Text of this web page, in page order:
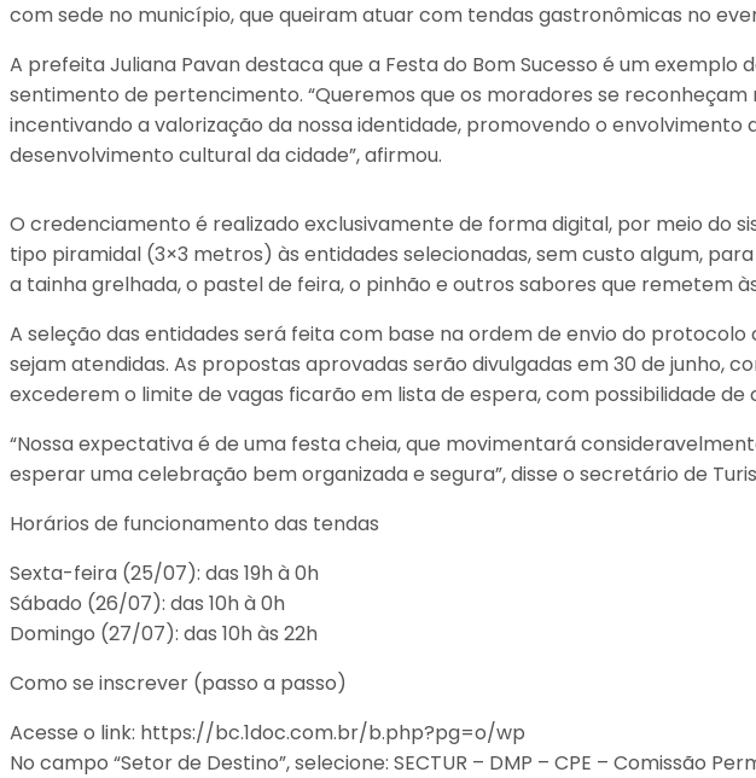
com sede no município, que queiram atuar com tendas gastronômicas no
A prefeita Juliana Pavan destaca que a Festa do Bom Sucesso é um
sentimento de pertencimento. “Queremos que os moradores se
incentivando a valorização da nossa identidade, promovendo o
desenvolvimento cultural da cidade”, afirmou.
O credenciamento é realizado exclusivamente de forma digital, por meio do
tipo piramidal (3×3 metros) às entidades selecionadas, sem custo algum,
a tainha grelhada, o pastel de feira, o pinhão e outros sabores que remetem
A seleção das entidades será feita com base na ordem de envio do
sejam atendidas. As propostas aprovadas serão divulgadas em 30 de junho,
excederem o limite de vagas ficarão em lista de espera, com possibilidade
“Nossa expectativa é de uma festa cheia, que movimentará
esperar uma celebração bem organizada e segura”, disse o secretário de
Horários de funcionamento das tendas
Sexta-feira (25/07): das 19h à 0h
Sábado (26/07): das 10h à 0h
Domingo (27/07): das 10h às 22h
Como se inscrever (passo a passo)
Acesse o link: https://bc.1doc.com.br/b.php?pg=o/wp
No campo “Setor de Destino”, selecione: SECTUR – DMP – CPE – Comissão